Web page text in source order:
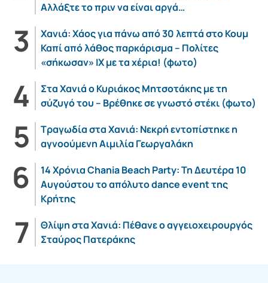
Αλλάξτε το πριν να είναι αργά…
Χανιά: Χάος για πάνω από 30 λεπτά στο Κουμ
Καπί από λάθος παρκάρισμα – Πολίτες
«σήκωσαν» ΙΧ με τα χέρια! (φωτο)
Στα Χανιά ο Κυριάκος Μητσοτάκης με τη
σύζυγό του – Βρέθηκε σε γνωστό στέκι (φωτο)
Τραγωδία στα Χανιά: Νεκρή εντοπίστηκε η
αγνοούμενη Αιμιλία Γεωργαλάκη
14 Χρόνια Chania Beach Party: Τη Δευτέρα 10
Αυγούστου το απόλυτο dance event της
Κρήτης
Θλίψη στα Χανιά: Πέθανε ο αγγειοχειρουργός
Σταύρος Πατεράκης